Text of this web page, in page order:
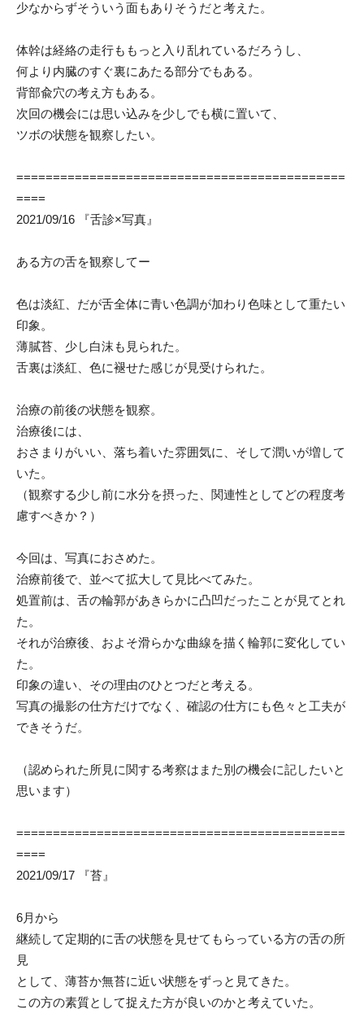
少なからずそういう面もありそうだと考えた。
体幹は経絡の走行ももっと入り乱れているだろうし、
何より内臓のすぐ裏にあたる部分でもある。
背部兪穴の考え方もある。
次回の機会には思い込みを少しでも横に置いて、
ツボの状態を観察したい。
=============================================
====
2021/09/16 『舌診×写真』
ある方の舌を観察してー
色は淡紅、だが舌全体に青い色調が加わり色味として重たい
印象。
薄膩苔、少し白沫も見られた。
舌裏は淡紅、色に褪せた感じが見受けられた。
治療の前後の状態を観察。
治療後には、
おさまりがいい、落ち着いた雰囲気に、そして潤いが増して
いた。
（観察する少し前に水分を摂った、関連性としてどの程度考
慮すべきか？）
今回は、写真におさめた。
治療前後で、並べて拡大して見比べてみた。
処置前は、舌の輪郭があきらかに凸凹だったことが見てとれ
た。
それが治療後、およそ滑らかな曲線を描く輪郭に変化してい
た。
印象の違い、その理由のひとつだと考える。
写真の撮影の仕方だけでなく、確認の仕方にも色々と工夫が
できそうだ。
（認められた所見に関する考察はまた別の機会に記したいと
思います）
=============================================
====
2021/09/17 『苔』
6月から
継続して定期的に舌の状態を見せてもらっている方の舌の所
見
として、薄苔か無苔に近い状態をずっと見てきた。
この方の素質として捉えた方が良いのかと考えていた。